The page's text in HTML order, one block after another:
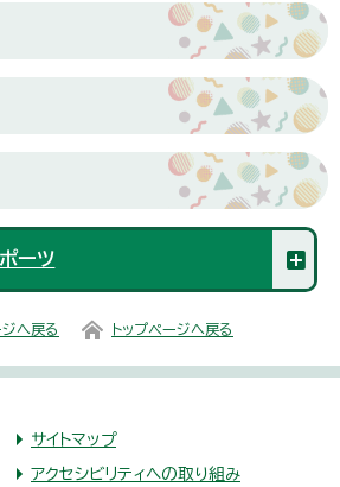
ーツ
へ戻る トップページへ戻る
サイトマップ
アクセシビリティへの取り組み